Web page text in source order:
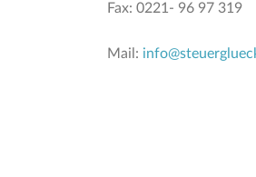
Fax: 0221- 96 97 319
Mail: